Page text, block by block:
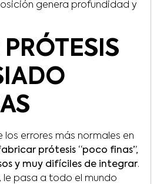
genera profundidad y
los errores más normales en
prótesis “poco finas”,
y muy difíciles de integrar.
le pasa a todo el mundo